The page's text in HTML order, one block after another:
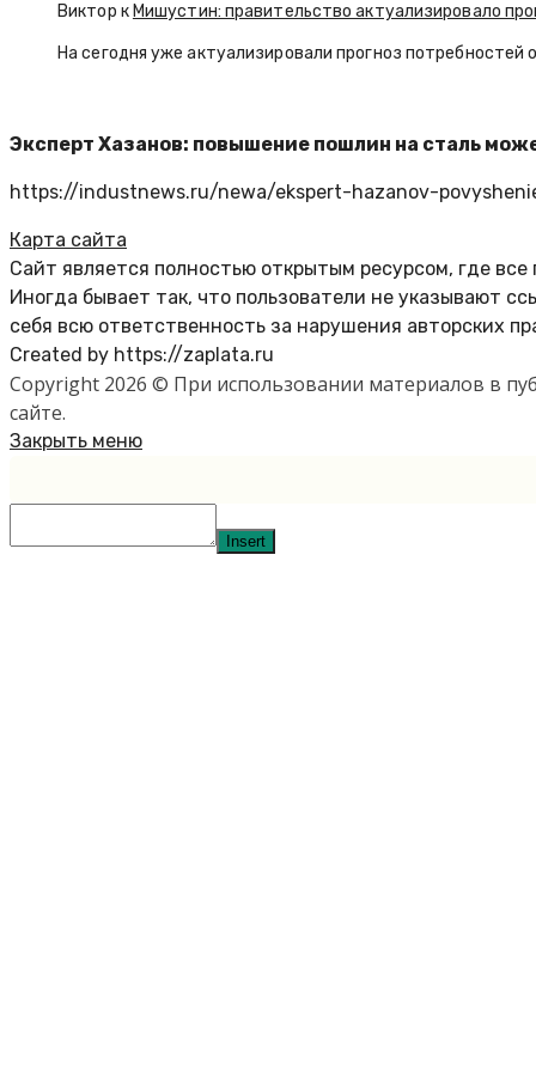
Виктор кМишустин: правительство актуализировало
На сегодня уже актуализировали прогноз
Эксперт Хазанов: повышение пошлин на сталь
https://industnews.ru/newa/ekspert-hazanov-
Карта сайта
Сайт является полностью открытым ресурсом, где
Иногда бывает так, что пользователи не указывают
себя всю ответственность за нарушения авторских
Created by https://zaplata.ru
Copyright 2026 © При использовании материалов в
сайте.
Закрыть меню
Insert